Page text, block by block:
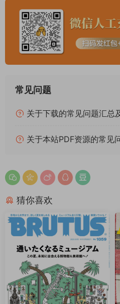
常见问题
关于下载的常见问题汇总
关于本站PDF资源的常见
猜你喜欢